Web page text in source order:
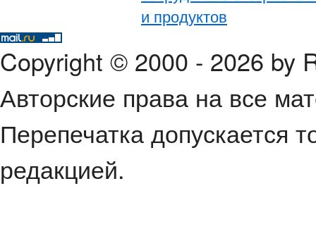
и продуктов
Copyright © 2000 - 2026 by
Авторские права на все
Перепечатка допускается
редакцией.